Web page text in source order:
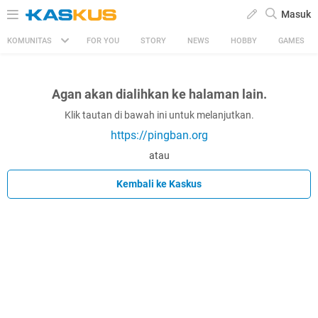
Masuk
KOMUNITAS FOR YOU STORY NEWS HOBBY GAMES
Agan akan dialihkan ke halaman lain.
Klik tautan di bawah ini untuk melanjutkan.
https://pingban.org
atau
Kembali ke Kaskus